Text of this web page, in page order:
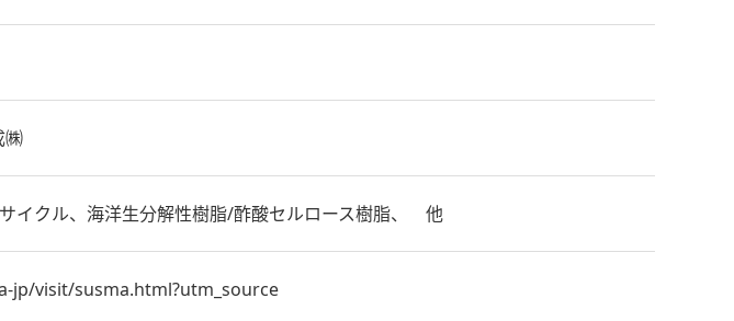
㈱
イクル、海洋生分解性樹脂/酢酸セルロース樹脂、 他
jp/visit/susma.html?utm_source